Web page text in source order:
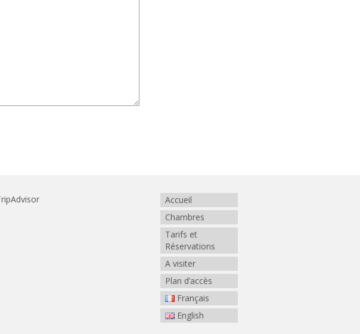
Accueil
Chambres
Tarifs et
Réservations
A visiter
Plan d’accès
Français
English